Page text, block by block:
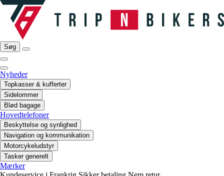
Søg
Nyheder
Topkasser & kufferter
Sidelommer
Blød bagage
Hovedtelefoner
Beskyttelse og synlighed
Navigation og kommunikation
Motorcykeludstyr
Tasker generelt
Mærker